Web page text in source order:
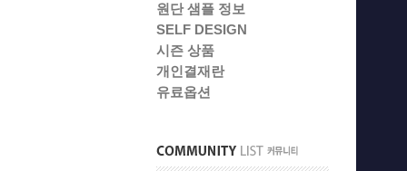
원단 샘플 정보
SELF DESIGN
시즌 상품
개인결재란
유료옵션